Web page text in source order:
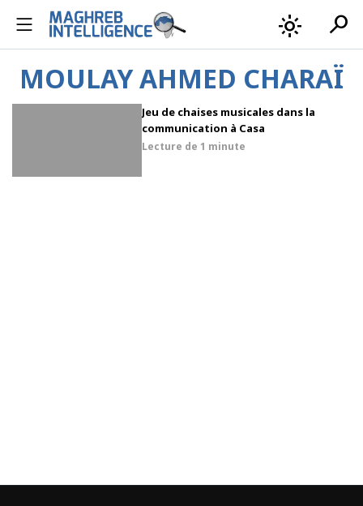
light_mode search
MOULAY AHMED CHARAÏ
Jeu de chaises musicales dans la
communication à Casa
Lecture de 1 minute